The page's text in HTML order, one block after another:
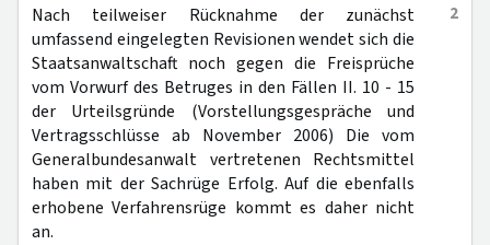
2
Nach teilweiser Rücknahme der zunächst
umfassend eingelegten Revisionen wendet sich die
Staatsanwaltschaft noch gegen die Freisprüche
vom Vorwurf des Betruges in den Fällen II. 10 - 15
der Urteilsgründe (Vorstellungsgespräche und
Vertragsschlüsse ab November 2006) Die vom
Generalbundesanwalt vertretenen Rechtsmittel
haben mit der Sachrüge Erfolg. Auf die ebenfalls
erhobene Verfahrensrüge kommt es daher nicht
an.